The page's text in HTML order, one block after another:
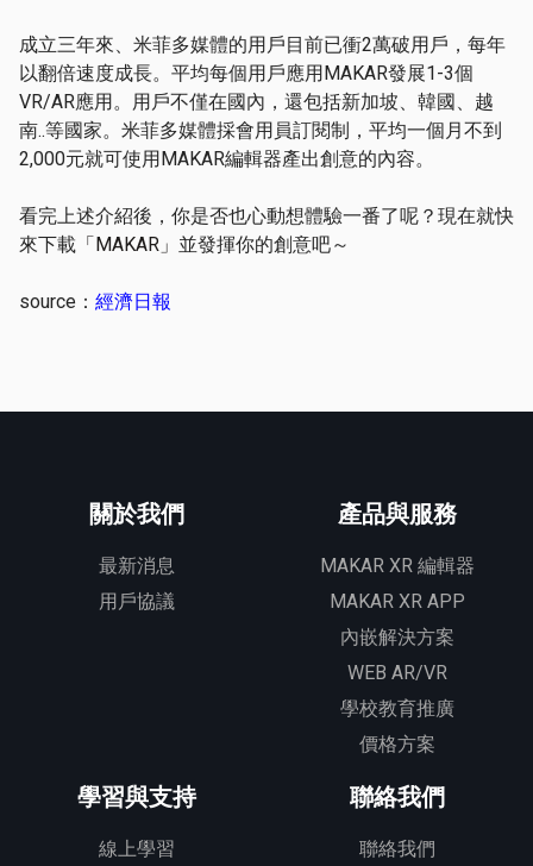
成立三年來、米菲多媒體的用戶目前已衝2萬破用戶，每年
以翻倍速度成長。平均每個用戶應用MAKAR發展1-3個
VR/AR應用。用戶不僅在國內，還包括新加坡、韓國、越
南..等國家。米菲多媒體採會用員訂閱制，平均一個月不到
2,000元就可使用MAKAR編輯器產出創意的內容。
看完上述介紹後，你是否也心動想體驗一番了呢？現在就快
來下載 「MAKAR」 並發揮你的創意吧～
source： 經濟日報
關於我們
最新消息
用戶協議
產品與服務
MAKAR XR 編輯器
MAKAR XR APP
內嵌解決方案
WEB AR/VR
學校教育推廣
價格方案
學習與支持
線上學習
聯絡我們
聯絡我們